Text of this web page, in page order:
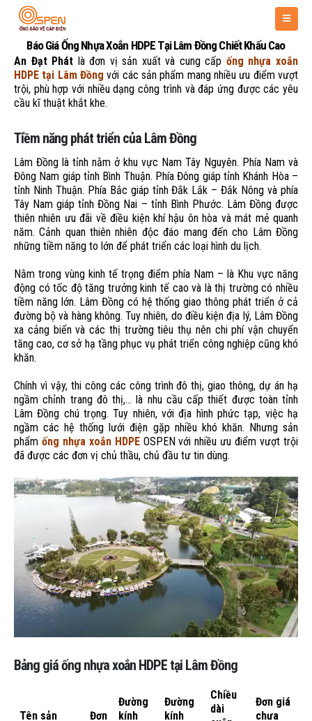
Báo Giá Ống Nhựa Xoắn HDPE Tại Lâm Đồng Chiết Khấu Cao
An Đạt Phát là đơn vị sản xuất và cung cấp ống nhựa xoắn
HDPE tại Lâm Đồng với các sản phẩm mang nhiều ưu điểm vượt
trội, phù hợp với nhiều dạng công trình và đáp ứng được các yêu
cầu kĩ thuật khắt khe.
Tiềm năng phát triển của Lâm Đồng
Lâm Đồng là tỉnh nằm ở khu vực Nam Tây Nguyên. Phía Nam và
Đông Nam giáp tỉnh Bình Thuận. Phía Đông giáp tỉnh Khánh Hòa –
tỉnh Ninh Thuận. Phía Bắc giáp tỉnh Đắk Lắk – Đắk Nông và phía
Tây Nam giáp tỉnh Đồng Nai – tỉnh Bình Phước. Lâm Đồng được
thiên nhiên ưu đãi về điều kiện khí hậu ôn hòa và mát mẻ quanh
năm. Cảnh quan thiên nhiên độc đáo mang đến cho Lâm Đồng
những tiềm năng to lớn để phát triển các loại hình du lịch.
Nằm trong vùng kinh tế trọng điểm phía Nam – là Khu vực năng
động có tốc độ tăng trưởng kinh tế cao và là thị trường có nhiều
tiềm năng lớn. Lâm Đồng có hệ thống giao thông phát triển ở cả
đường bộ và hàng không. Tuy nhiên, do điều kiện địa lý, Lâm Đồng
xa cảng biển và các thị trường tiêu thụ nên chi phí vận chuyển
tăng cao, cơ sở hạ tầng phục vụ phát triển công nghiệp cũng khó
khăn.
Chính vì vậy, thi công các công trình đô thị, giao thông, dự án hạ
ngầm chỉnh trang đô thị,… là nhu cầu cấp thiết được toàn tỉnh
Lâm Đồng chú trọng. Tuy nhiên, với địa hình phức tạp, việc hạ
ngầm các hệ thống lưới điện gặp nhiều khó khăn. Nhưng sản
phẩm ống nhựa xoắn HDPEOSPEN với nhiều ưu điểm vượt trội
đã được các đơn vị chủ thầu, chủ đầu tư tin dùng.
Bảng giá ống nhựa xoắn HDPE tại Lâm Đồng
Tên sản
Đơn
Đường
kính
Đường
kính
Chiều
dài
Đơn giá
chưa